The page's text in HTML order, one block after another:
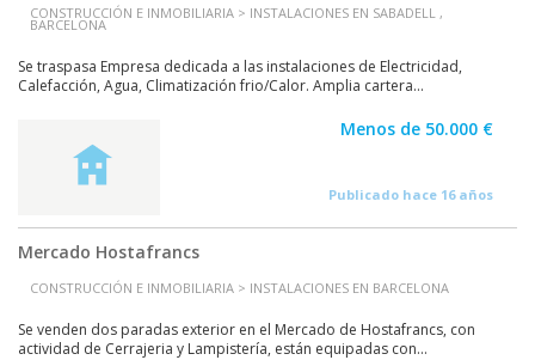
CONSTRUCCIÓN E INMOBILIARIA > INSTALACIONES EN SABADELL ,
BARCELONA
Se traspasa Empresa dedicada a las instalaciones de Electricidad,
Calefacción, Agua, Climatización frio/Calor. Amplia cartera...
Menos de 50.000 €
Publicado hace 16 años
Mercado Hostafrancs
CONSTRUCCIÓN E INMOBILIARIA > INSTALACIONES EN BARCELONA
Se venden dos paradas exterior en el Mercado de Hostafrancs, con
actividad de Cerrajeria y Lampistería, están equipadas con...